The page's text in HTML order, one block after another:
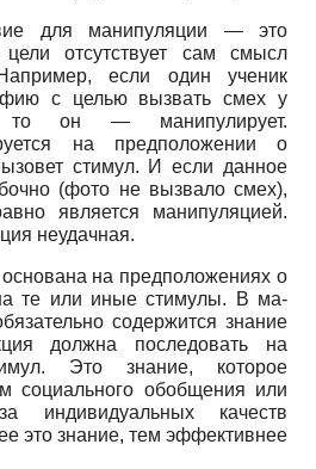
для манипуляции — это
отсутствует сам смысл
если один ученик
с целью вызвать смех у
то он — манипулирует.
на предположении о
стимул. И если данное
(фото не вызвало смех),
является манипуляцией.
неудачная.
на предположениях о
те или иные стимулы. В ма­
содержится знание
должна последовать на
Это знание, которое
социального обобщения или
индивидуальных качеств
это знание, тем эффективнее